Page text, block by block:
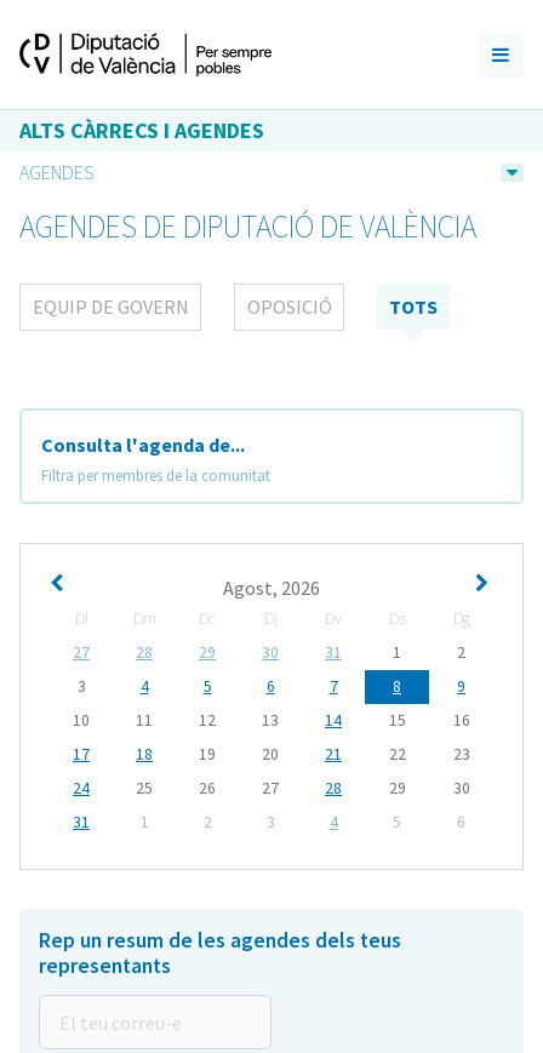
ALTS CÀRRECS I AGENDES
AGENDES
AGENDES DE DIPUTACIÓ DE VALÈNCIA
EQUIP DE GOVERN OPOSICIÓ TOTS
Consulta l'agenda de...
Filtra per membres de la comunitat
Agost, 2026
Dl Dm Dc Dj Dv Ds
Dg
27
28 29 30 31 1
2
3
4 5 6 7 8
9
10
11 12 13 14 15
16
17
18 19 20 21 22
23
24
25 26 27 28 29
30
31
1 2 3 4 5 6
Rep un resum de les agendes dels teus
representants
teu